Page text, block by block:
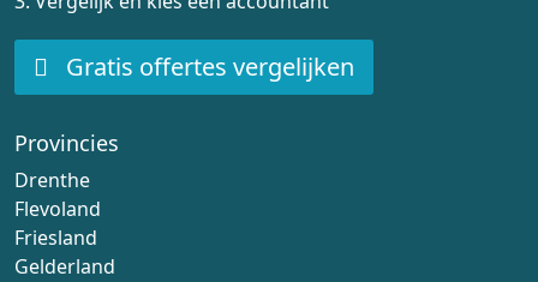
Gratis offertes vergelijken
Provincies
Drenthe
Flevoland
Friesland
Gelderland